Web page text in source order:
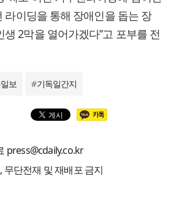
라이딩을 통해 장애인을 돕는 장
2막을 열어가겠다”고 포부를 전
보 #기독일간지
press@cdaily.co.kr
단전재 및 재배포 금지